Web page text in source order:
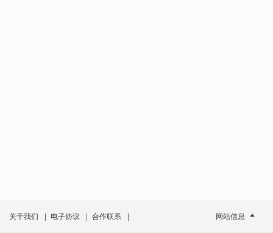
关于我们 | 电子协议 | 合作联系 | 网站信息